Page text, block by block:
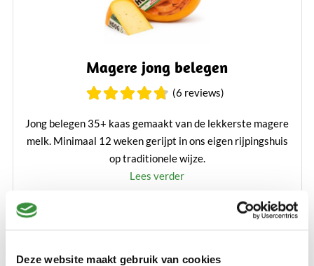
Deze website maakt gebruik van cookies
Magere jong belegen
(6 reviews)
Jong belegen 35+ kaas gemaakt van de lekkerste magere
melk. Minimaal 12 weken gerijpt in ons eigen rijpingshuis
op traditionele wijze.
Lees verder